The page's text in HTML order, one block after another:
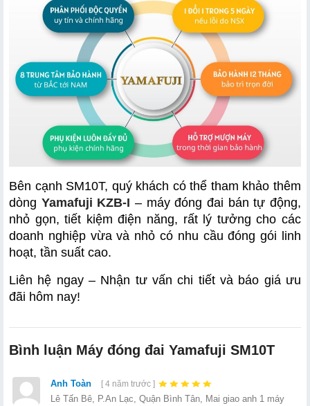
Bên cạnh SM10T, quý khách có thể tham khảo thêm
dòng Yamafuji KZB-I – máy đóng đai bán tự động,
nhỏ gọn, tiết kiệm điện năng, rất lý tưởng cho các
doanh nghiệp vừa và nhỏ có nhu cầu đóng gói linh
hoạt, tần suất cao.
Liên hệ ngay – Nhận tư vấn chi tiết và báo giá ưu
đãi hôm nay!
Bình luận Máy đóng đai Yamafuji SM10T
Anh Toàn [ 4 năm trước ]
Lê Tấn Bê, P.An Lạc, Quận Bình Tân, Mai giao anh 1 máy